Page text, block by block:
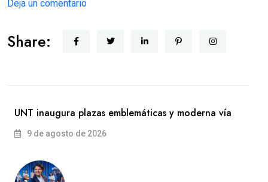
Deja un comentario
Share:
UNT inaugura plazas emblemáticas y moderna vía
9 de agosto de 2026